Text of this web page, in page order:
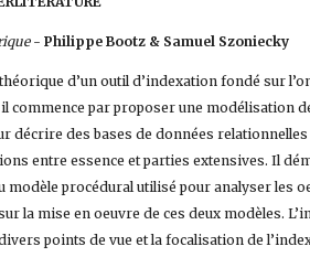
- Philippe Bootz & Samuel Szoniecky
d’un outil d’indexation fondé sur
commence par proposer une modélisation
décrire des bases de données
entre essence et parties extensives. Il
modèle procédural utilisé pour analyser les
la mise en oeuvre de ces deux modèles.
points de vue et la focalisation de